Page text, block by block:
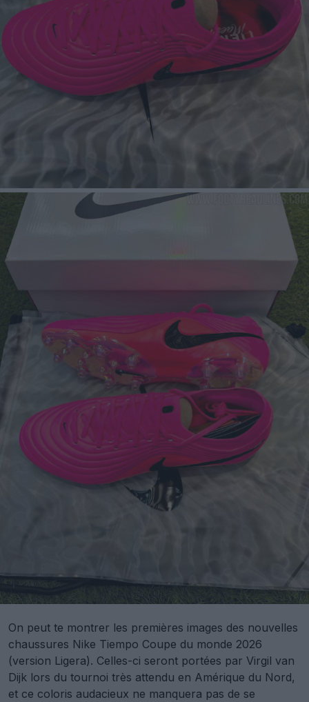
On peut te montrer les premières images des nouvelles
chaussures Nike Tiempo Coupe du monde 2026
(version Ligera). Celles-ci seront portées par Virgil van
Dijk lors du tournoi très attendu en Amérique du Nord,
et ce coloris audacieux ne manquera pas de se